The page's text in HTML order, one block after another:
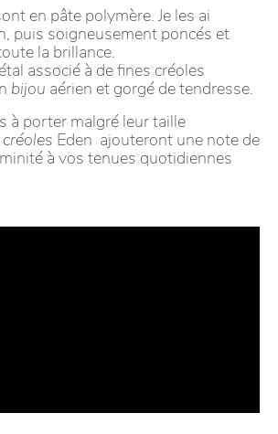
en pâte polymère. Je les ai
puis soigneusement poncés et
la brillance.
associé à de fines créoles
bijou aérien et gorgé de tendresse.
à porter malgré leur taille
créoles Eden ajouteront une note de
à vos tenues quotidiennes